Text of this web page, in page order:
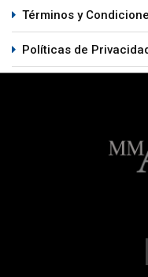
Términos y
Políticas de